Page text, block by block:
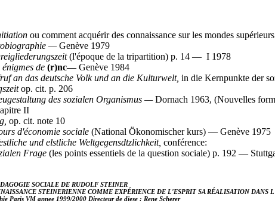
ou comment acquérir des connaissance sur les mondes
—Genève 1979
(l'époque de la tripartition) p. 14 — I 1978
énigmes de (r)nc—Genève 1984
an das deutsche Volk und an die Kulturwelt, in die Kernpunkte der
op. cit. p. 206
des sozialen Organismus —Dornach 1963, (Nouvelles
II
op. cit. note 10
d'économie sociale (National Ökonomischer kurs) — Genève 1975
und elstliche Weltgegensdtzlichkeit, conférence:
Frage (les points essentiels de la question sociale) p. 192 —
SOCIALE DE RUDOLF STEINER
STEINERIENNE COMME EXPÉRIENCE DE L'ESPRIT SA RÉALISATION
Paris VM annee 1999/2000 Directeur de diese : Rene Scherer